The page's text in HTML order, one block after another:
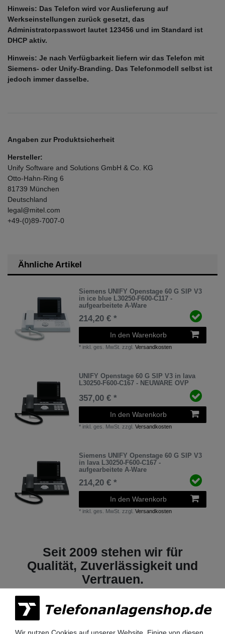
Hinweis: Das Telefon wird vor Auslieferung auf
Werkseinstellungen zurück gesetzt, das
Administratorpasswort lautet 123456 und im Standard ist
DHCP aktiv.
Hinweis: Je nach Verfügbarkeit liefern wir das Telefon mit
Siemens- oder Unify-Branding. Das Telefonmodell selbst ist
jedoch immer dasselbe.
Angaben zur Produktsicherheit
Hersteller:
Unify Software and Solutions GmbH & Co. KG
Otto-Hahn-Ring 6
81739 München
Deutschland
legal@mitel.com
+49-(0)89-7007-0
Ähnliche Artikel
Siemens UNIFY Openstage 60 G SIP V3
in ice blue L30250-F600-C117 -
aufgearbeitete A-Ware
214,20 € *
In den Warenkorb
* inkl. ges. MwSt. zzgl.Versandkosten
UNIFY Openstage 60 G SIP V3 in lava
L30250-F600-C167 - NEUWARE OVP
357,00 € *
In den Warenkorb
* inkl. ges. MwSt. zzgl.Versandkosten
Siemens UNIFY Openstage 60 G SIP V3
in lava L30250-F600-C167 -
aufgearbeitete A-Ware
214,20 € *
In den Warenkorb
* inkl. ges. MwSt. zzgl.Versandkosten
Seit 2009 stehen wir für
Qualität, Zuverlässigkeit und
Vertrauen.
Wir nutzen Cookies auf unserer Website. Einige von diesen